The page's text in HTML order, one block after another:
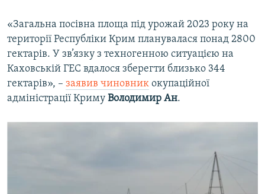
«‎Загальна посівна площа під урожай 2023 року на
території Республіки Крим планувалася понад 2800
гектарів. У зв’язку з техногенною ситуацією на
Каховській ГЕС вдалося зберегти близько 344
гектарів», – заявив чиновник окупаційної
адміністрації Криму Володимир Ан.